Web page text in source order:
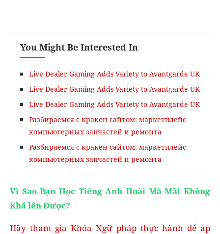
You Might Be Interested In
Live Dealer Gaming Adds Variety to Avantgarde UK
Live Dealer Gaming Adds Variety to Avantgarde UK
Live Dealer Gaming Adds Variety to Avantgarde UK
Разбираемся с кракен сайтом: маркетплейс
компьютерных запчастей и ремонта
Разбираемся с кракен сайтом: маркетплейс
компьютерных запчастей и ремонта
Vì Sao Bạn Học Tiếng Anh Hoài Mà Mãi Không
Khá lên Được?
Hãy tham gia Khóa Ngữ pháp thực hành để áp